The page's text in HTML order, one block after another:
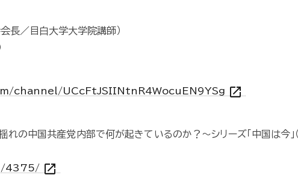
長／目白大学大学院講師）
channel/UCcFtJSIINtnR4WocuEN9YSg open_in_new
の中国共産党内部で何が起きているのか？～シリーズ「中国は今」（
4375/ open_in_new